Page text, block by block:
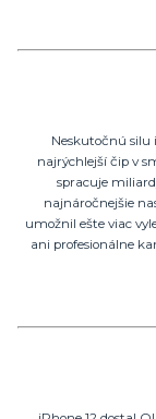
Neskutočnú silu
najrýchlejší čip v
spracuje
najnáročnejšie
umožnil ešte viac
ani profesionálne